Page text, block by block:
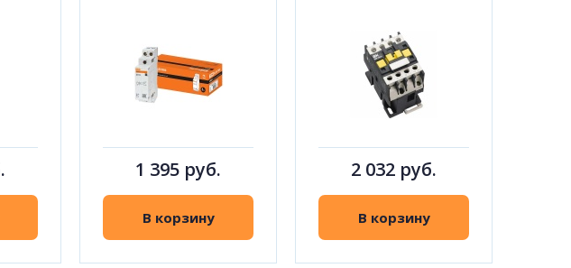
1 395 руб.
В корзину
2 032 руб.
В корзину